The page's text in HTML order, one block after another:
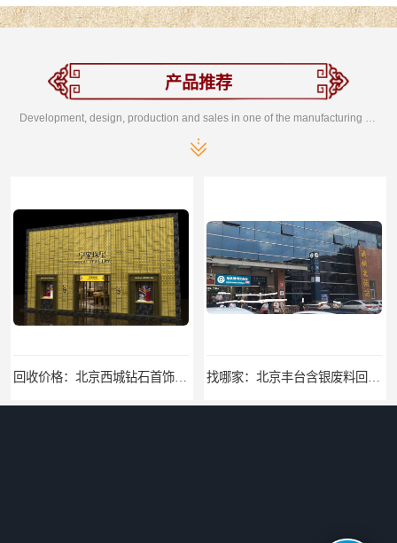
产品推荐
Development, design, production and sales in one of the manufacturing enterprises
回收价格：北京西城钻石首饰高价回收，当场结算回收找哪家 找哪家：北京丰台含银废料回收价格咨询